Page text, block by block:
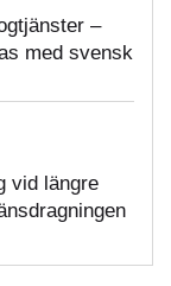
–
med svensk
vid längre